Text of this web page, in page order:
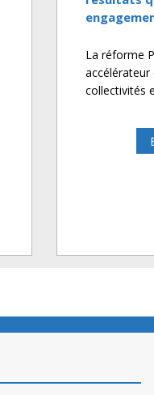
La réforme
accélérateur
collectivités